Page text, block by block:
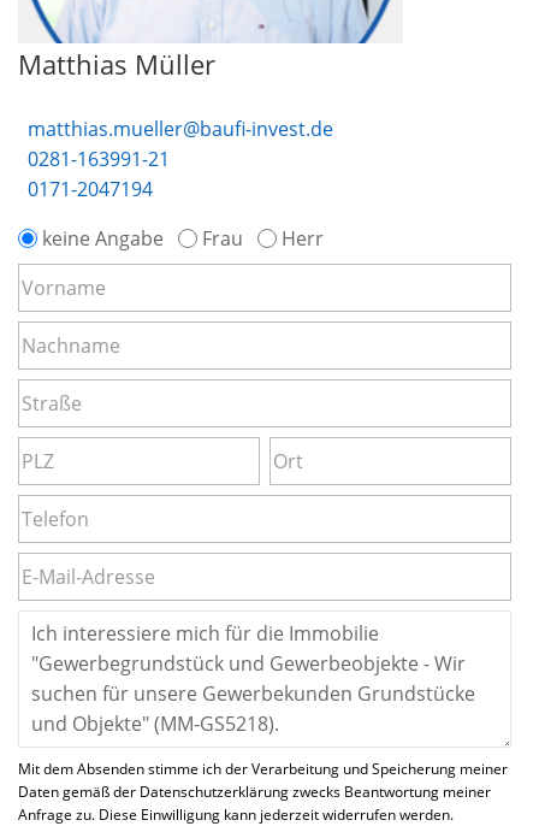
Matthias Müller
matthias.mueller@baufi-invest.de
0281-163991-21
0171-2047194
keine Angabe
Frau Herr
Mit dem Absenden stimme ich der Verarbeitung und Speicherung meiner
Daten gemäß der Datenschutzerklärung zwecks Beantwortung meiner
Anfrage zu. Diese Einwilligung kann jederzeit widerrufen werden.